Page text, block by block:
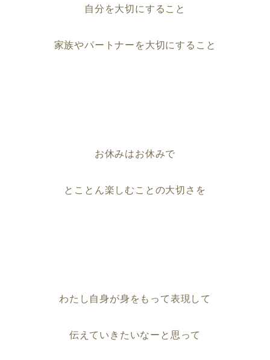
自分を大切にすること
家族やパートナーを大切にすること
お休みはお休みで
とことん楽しむことの大切さを
わたし自身が身をもって表現して
伝えていきたいなーと思って